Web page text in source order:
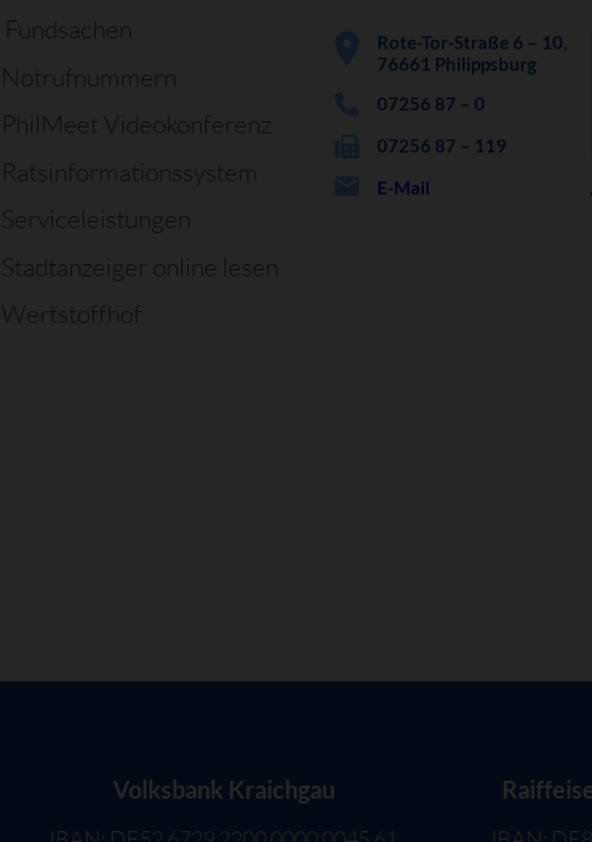
Fundsachen
Notrufnummern
PhilMeet Videokonferenz
Ratsinformationssystem
Serviceleistungen
Stadtanzeiger online lesen
Wertstoffhof
Rote-Tor-Straße 6 – 10,
76661 Philippsburg
07256 87 – 0
07256 87 – 119
E-Mail
Volksbank Kraichgau